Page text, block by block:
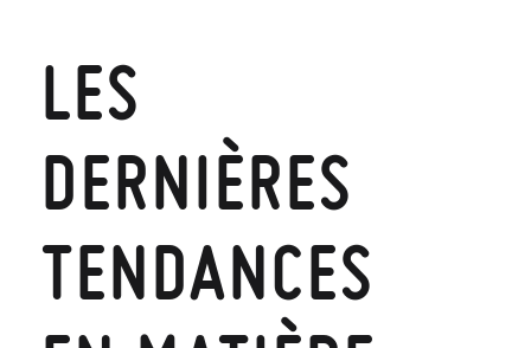
LES
DERNIÈRES
TENDANCES